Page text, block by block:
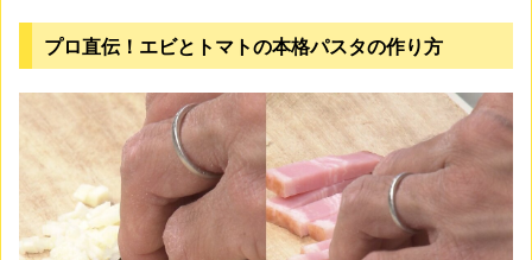
プロ直伝！エビとトマトの本格パスタの作り方